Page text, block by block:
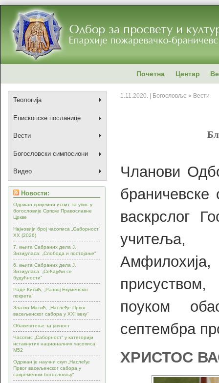
Почетна Центар
Теологија
Епископске посланице
Вести
Богословски симпосиони
Видео
Новости:
Одржан пријемни испит за упис у
богословије Српске Православне
Цркве
Најновији број часописа „Саборност“
XX (2026)
7. књига Сабраних дела Ј.
Зизијуласа: „Слобода и постојање“
6. књига Сабраних дела Ј.
Зизијуласа: „Сећајући се
будућности“
Раде Кисић, „Развој Екуменског
покрета“
Златко Матић, „Наслеђе Првог
васељенског сабора у XXI веку“
Обавештење за јавност
Часопис „Саборност“ у категорији
истакнутих националних часописа:
М52
Одржан је научни скуп „Наслеђе
Првог васељенског сабора у
савременом богословљу“
1.11.2020. | Богословље » Вести
Чланови
васкрслог
учитеља,
поуком
септембра
ХРИСТОС